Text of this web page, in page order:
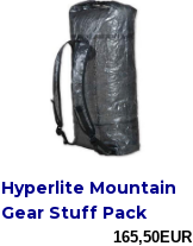
Hyperlite Mountain
Gear Stuff Pack
165,50EUR